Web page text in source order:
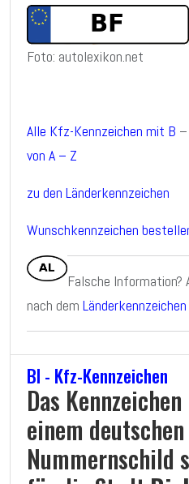
Foto: autolexikon.net
Alle Kfz-Kennzeichen mit B –
von A – Z
zu den Länderkennzeichen
Wunschkennzeichen
Falsche Information?
nach dem
BI - Kfz-Kennzeichen
Das Kennzeichen
einem deutschen
Nummernschild